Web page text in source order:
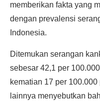
memberikan fakta yang
dengan prevalensi
Indonesia.
Ditemukan serangan
sebesar 42,1 per
kematian 17 per
lainnya menyebutkan